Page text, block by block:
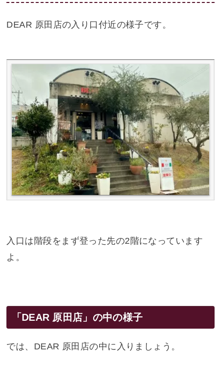
DEAR 原田店の入り口付近の様子です。
入口は階段をまず登った先の2階になっています
よ。
「DEAR 原田店」の中の様子
では、DEAR 原田店の中に入りましょう。